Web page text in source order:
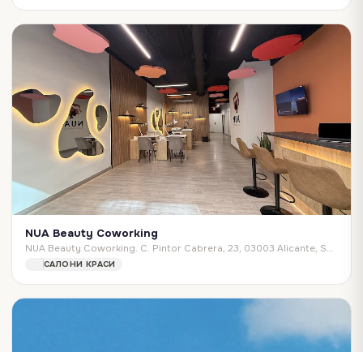
NUA Beauty Coworking
NUA Beauty Coworking. C. Pintor Cabrera, 23, 03003 Alicante, Spain
САЛОНИ КРАСИ